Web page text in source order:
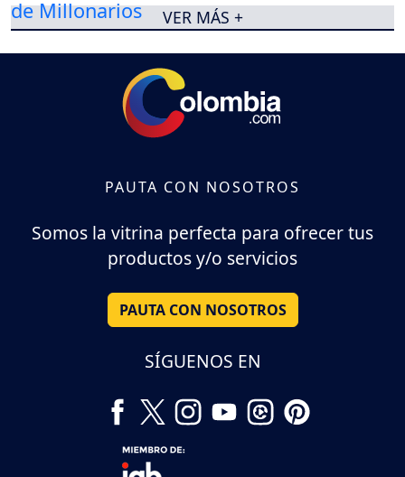
VER MÁS +
PAUTA CON NOSOTROS
Somos la vitrina perfecta para ofrecer tus
productos y/o servicios
PAUTA CON NOSOTROS
SÍGUENOS EN